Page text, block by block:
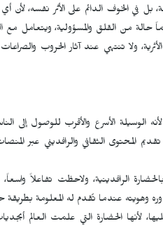
في الخوف الدائم على الأثر نفسه، لأن أي
من القلق والمسؤولية، ويتعامل مع
ولا تنتهي عند آثار الحروب والصراعات
الوسيلة الأسرع والأقرب للوصول إلى
المحتوى الثقافي والرافديني عبر
الرافدينية، ولاحظت تفاعلاً
عندما تُقدم له المعلومة بطريقة
الحضارة التي علمت العالم